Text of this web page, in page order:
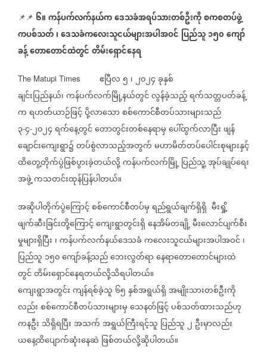
📌📌 ၆။ကန်ပက်လက်နယ်ကဒေသခံအရပ်သားတစ်ဦးကိုစကစတပ်ဖွဲ့
ကပစ်သတ်၊ဒေသခံကလေးသူငယ်များအပါအဝင် ပြည်သူ၁၅၀ကျော်
ခန့်တောတောင်ထဲတွင်တိမ်းရှောင်နေရ
The Matupi Times ဧပြီလ၅ ၊၂၀၂၄ခုနှစ်
ချင်းပြည်နယ်၊ကန်ပက်လက်မြို့နယ်တွင်လွန်ခဲ့သည့်ရက်သတ္တပတ်ခန့်
ကရဟတ်ယာဉ်ဖြင့်ပို့လာသောစစ်ကောင်စီတပ်သားများသည်
၃-၄-၂၀၂၄ရက်နေ့တွင်တောတွင်းတစ်နေရာမှပေါ်ထွက်လာပြီးဖျန်
ချောင်းကျေးရွာ၌တပ်စွဲလာသည့်အတွက်မဟာမိတ်တပ်ပေါင်းစုများနှင့်
ထိတွေ့တိုက်ပွဲဖြစ်ပွားခဲ့တယ်လို့ကန်ပက်လက်မြို့ပြည်သူ့အုပ်ချုပ်ရေး
အဖွဲ့ကသတင်းထုန်ပြန်ပါတယ်။
အဆိုပါတိုက်ပွဲကြောင့်စစ်ကောင်စီတပ်မှရည်ရွယ်ချက်ရှိရှိ မီးရှို့
ဖျက်ဆီးခြင်းတို့ကြောင့်ကျေးရွာတွင်းရှိနေအိမ်တချို့မီးလောင်ပျက်စီး
မှုများရှိပြီး ၊ကန်ပက်လက်နယ်ဒေသခံကလေးသူငယ်များအပါအဝင်၊
ပြည်သူ ၁၅၀ကျော်ခန့်သည်ဘေးလွတ်ရာနေရာတောတောင်များထဲ
တွင်တိမ်းရှောင်နေရတယ်လို့သိရပါတယ်။
ကျေးရွာအတွင်းကျန်ရစ်ခဲ့သူ ၆၅နှစ်အရွယ်ရှိအမျိုးသားတစ်ဦးကို
လည်းစစ်ကောင်စီတပ်သားများမှသေနတ်ဖြင့်ပစ်သတ်ထားသည်ဟု
ကနဦး သိရှိရပြီးအသက်အရွယ်ကြီးရင့်သူ ပြည်သူ၂ ဦးမှာလည်း
ယနေ့ထိပျောက်ဆုံးနေဆဲ ဖြစ်တယ်လို့ဆိုပါတယ်။